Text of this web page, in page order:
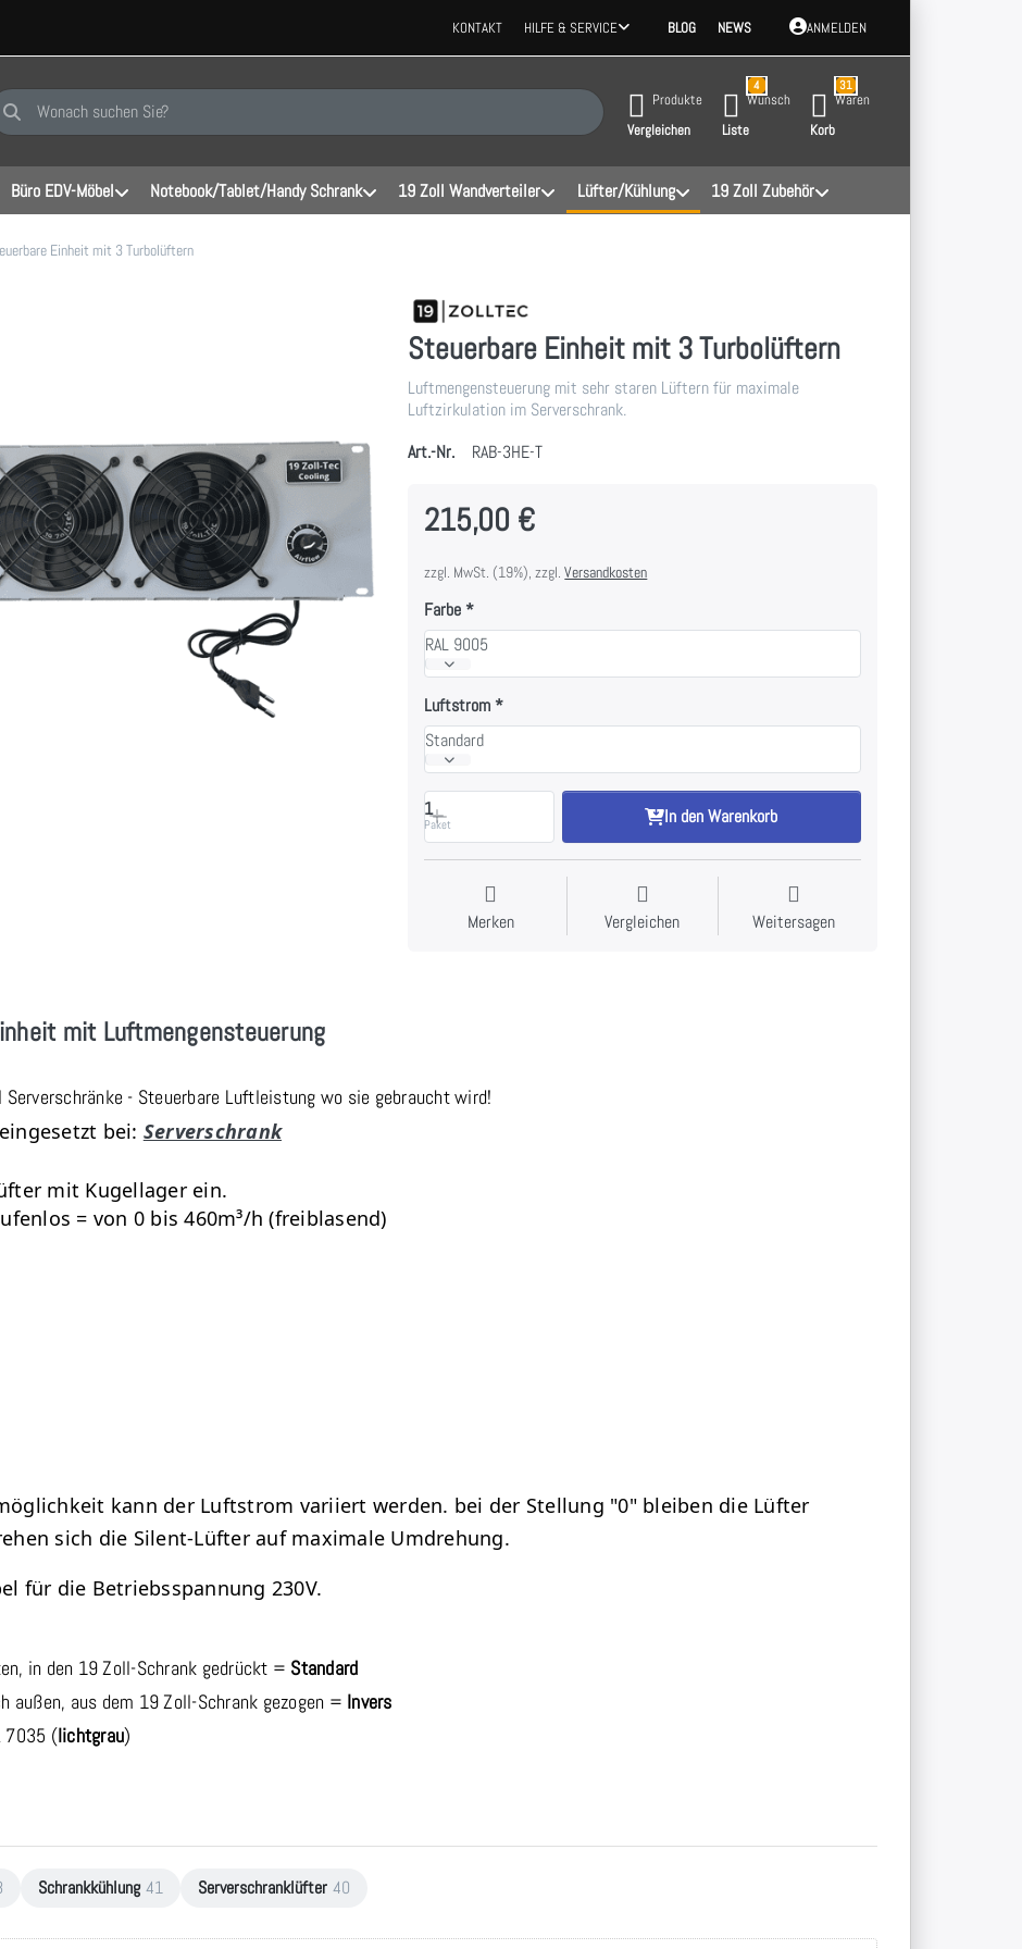
KONTAKT HILFE & SERVICE BLOG NEWS ANMELDEN
Sie einen Suchbegriff ein. Während Sie tippen, erscheinen automatisch erste Ergebnisse. Drücken Sie die Eingabetaste, um alle Ergebnisse aufzurufen.
Produkte
Vergleichen
4
Wunsch
Liste
31
Waren
Korb
Büro EDV-Möbel Notebook/Tablet/Handy Schrank 19 Zoll Wandverteiler Lüfter/Kühlung 19 Zoll Zubehör
Einheit mit 3 Turbolüftern
Steuerbare Einheit mit 3 Turbolüftern
Luftmengensteuerung mit sehr staren Lüftern für maximale
Luftzirkulation im Serverschrank.
Art.-Nr.
RAB-3HE-T
215,00 €
zzgl. MwSt. (19%), zzgl.Versandkosten
Farbe
RAL 9005
Luftstrom
Standard
1
Paket In den Warenkorb
Merken Vergleichen Weitersagen
mit Luftmengensteuerung
- Steuerbare Luftleistung wo sie gebraucht wird!
bei: Serverschrank
mit Kugellager ein.
= von 0 bis 460m³/h (freiblasend)
kann der Luftstrom variiert werden. bei der Stellung "0" bleiben die Lüfter
sich die Silent-Lüfter auf maximale Umdrehung.
für die Betriebsspannung 230V.
in den 19 Zoll-Schrank gedrückt = Standard
außen, aus dem 19 Zoll-Schrank gezogen = Invers
7035 (lichtgrau)
Schrankkühlung 41 Serverschranklüfter 40